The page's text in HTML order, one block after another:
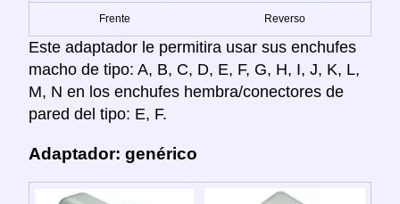
Frente Reverso
Este adaptador le permitira usar sus enchufes
macho de tipo: A, B, C, D, E, F, G, H, I, J, K, L,
M, N en los enchufes hembra/conectores de
pared del tipo: E, F.
Adaptador: genérico